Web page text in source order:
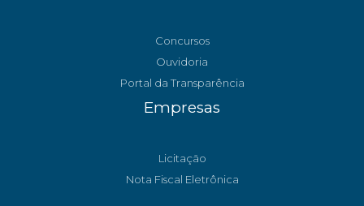
Concursos
Ouvidoria
Portal da Transparência
Empresas
Licitação
Nota Fiscal Eletrônica